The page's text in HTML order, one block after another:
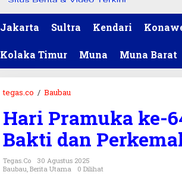
Jakarta Sultra Kendari
Kolaka Timur Muna Muna Barat
tegas.co / Baubau
r
i
P
a
Hari Pramuka ke-
Bakti dan
Tegas.co
30 Agustus 2025
Baubau, Berita Utama 0 Dilihat